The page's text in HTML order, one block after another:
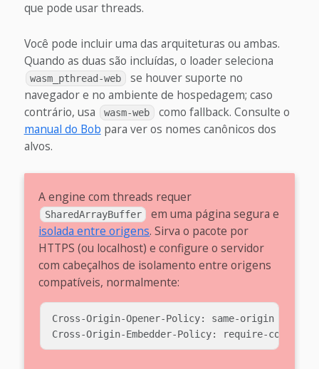
que pode usar threads.
Você pode incluir uma das arquiteturas ou ambas.
Quando as duas são incluídas, o loader seleciona
wasm_pthread-web
se houver suporte no
navegador e no ambiente de hospedagem; caso
contrário, usa
wasm-web
como fallback. Consulte o
manual do Bob para ver os nomes canônicos dos
alvos.
A engine com threads requer
SharedArrayBuffer
em uma página segura e
isolada entre origens. Sirva o pacote por
HTTPS (ou localhost) e configure o servidor
com cabeçalhos de isolamento entre origens
compatíveis, normalmente:
Cross-Origin-Opener-Policy: same-origin